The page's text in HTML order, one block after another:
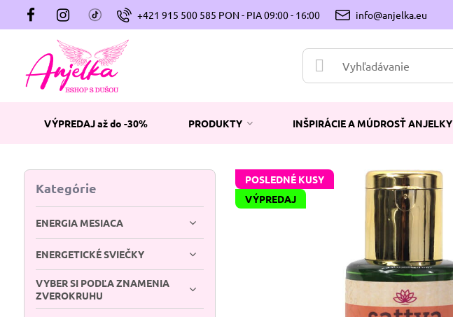
+421 915 500 585 PON - PIA 09:00 - 16:00 info@anjelka.eu
VÝPREDAJ až do -30% PRODUKTY INŠPIRÁCIE A MÚDROSŤ ANJELKY
POSLEDNÉ KUSY
VÝPREDAJ
Kategórie
ENERGIA MESIACA
ENERGETICKÉ SVIEČKY
VYBER SI PODĽA ZNAMENIA
ZVEROKRUHU